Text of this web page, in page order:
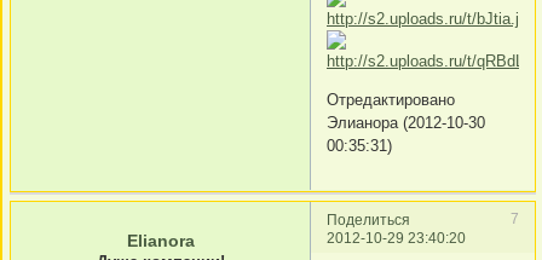
Отредактировано
Элианора (2012-10-30
00:35:31)
Поделиться
7
2012-10-29 23:40:20
Elianora